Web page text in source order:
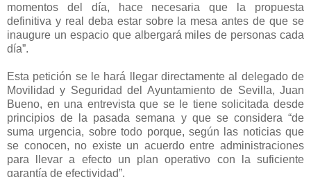
momentos del día, hace necesaria que la propuesta
definitiva y real deba estar sobre la mesa antes de que se
inaugure un espacio que albergará miles de personas cada
día”.
Esta petición se le hará llegar directamente al delegado de
Movilidad y Seguridad del Ayuntamiento de Sevilla, Juan
Bueno, en una entrevista que se le tiene solicitada desde
principios de la pasada semana y que se considera “de
suma urgencia, sobre todo porque, según las noticias que
se conocen, no existe un acuerdo entre administraciones
para llevar a efecto un plan operativo con la suficiente
garantía de efectividad”.